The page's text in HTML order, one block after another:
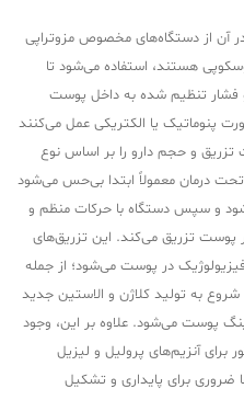
آن از دستگاه‌های مخصوص مزوتراپی
هستند، استفاده می‌شود تا
فشار تنظیم شده به داخل پوست
پنوماتیک یا الکتریکی عمل می‌کنند
تزریق و حجم دارو را بر اساس نوع
درمان معمولاً ابتدا بی‌حس می‌شود
شود و سپس دستگاه با حرکات منظم و
پوست تزریق می‌کند. این تزریق‌های
در پوست می‌شود؛ از جمله
شروع به تولید کلاژن و الاستین جدید
پوست می‌شود. علاوه بر این، وجود
برای آنزیم‌های پرولیل و لیزیل
ضروری برای پایداری و تشکیل